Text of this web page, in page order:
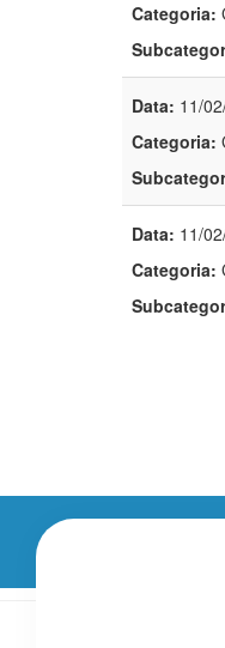
Categoria:
Data: 11/
Categoria:
Data: 11/
Categoria: